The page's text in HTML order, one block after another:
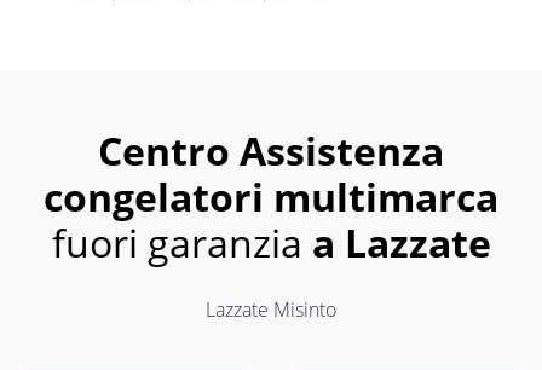
Centro Assistenza
congelatori multimarca
fuori garanzia a Lazzate
Lazzate Misinto